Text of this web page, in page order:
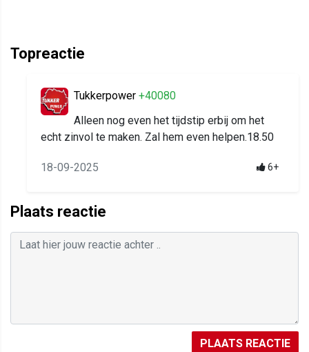
Topreactie
Tukkerpower +40080
Alleen nog even het tijdstip erbij om het
echt zinvol te maken. Zal hem even helpen.18.50
18-09-2025 6+
Plaats reactie
PLAATS REACTIE